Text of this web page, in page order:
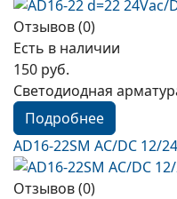
Отзывов (0)
Есть в наличии
150 руб.
Светодиодная
Подробнее
AD16-22SM AC/DC 12/
Отзывов (0)